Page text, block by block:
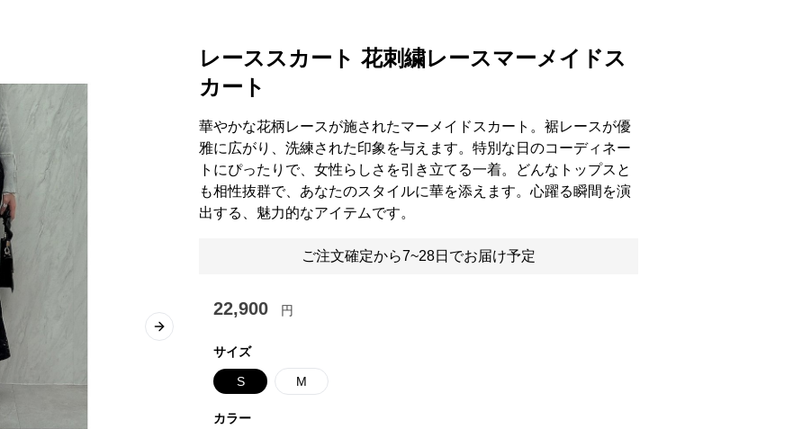
Next slide
レーススカート 花刺繍レースマーメイドス
カート
華やかな花柄レースが施されたマーメイドスカート。裾レースが優
雅に広がり、洗練された印象を与えます。特別な日のコーディネー
トにぴったりで、女性らしさを引き立てる一着。どんなトップスと
も相性抜群で、あなたのスタイルに華を添えます。心躍る瞬間を演
出する、魅力的なアイテムです。
ご注文確定から7~28日でお届け予定
22,900 円
サイズ
S M
カラー